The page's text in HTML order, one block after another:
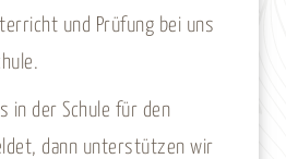
und Prüfung bei uns
in der Schule für den
dann unterstützen wir